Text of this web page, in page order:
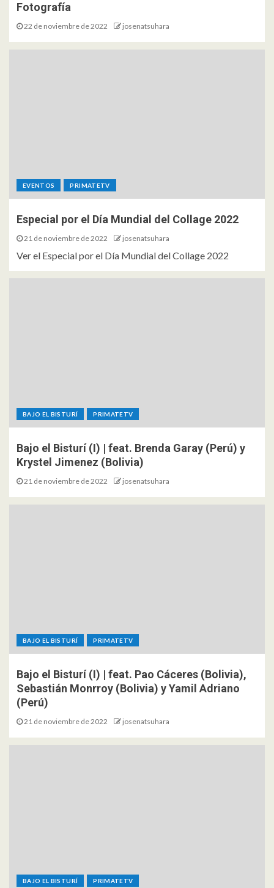
Fotografía
22 de noviembre de 2022 josenatsuhara
EVENTOS PRIMATETV
Especial por el Día Mundial del Collage 2022
21 de noviembre de 2022 josenatsuhara
Ver el Especial por el Día Mundial del Collage 2022
BAJO EL BISTURÍ PRIMATETV
Bajo el Bisturí (I) | feat. Brenda Garay (Perú) y
Krystel Jimenez (Bolivia)
21 de noviembre de 2022 josenatsuhara
BAJO EL BISTURÍ PRIMATETV
Bajo el Bisturí (I) | feat. Pao Cáceres (Bolivia),
Sebastián Monrroy (Bolivia) y Yamil Adriano
(Perú)
21 de noviembre de 2022 josenatsuhara
BAJO EL BISTURÍ PRIMATETV